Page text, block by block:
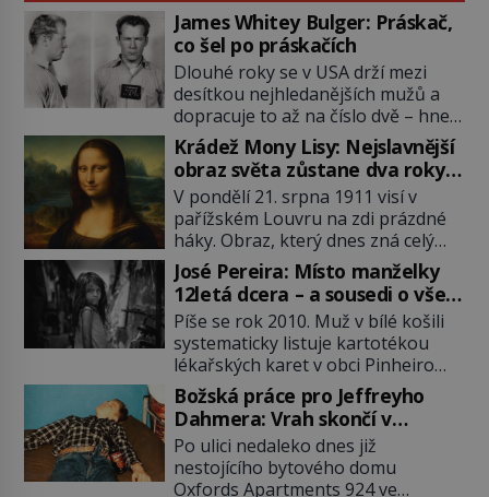
James Whitey Bulger: Práskač,
co šel po práskačích
Dlouhé roky se v USA drží mezi
desítkou nejhledanějších mužů a
dopracuje to až na číslo dvě – hned
po Usámovi bin Ládinovi (1957–
2011). To je James „Whitey“ Bulger
(1929–2018) viněný ze spoluúčasti
na 19 vraždách, vydírání a lichvy. A
samozřejmě, krom toho je ještě
drogový dealer, který neváhá
odstranit z cesty všechny práskače,
zatímco […]
Krádež Mony Lisy: Nejslavnější
obraz světa zůstane dva roky
nezvěstný
V pondělí 21. srpna 1911 visí v
pařížském Louvru na zdi prázdné
háky. Obraz, který dnes zná celý
svět, je pryč. Zpočátku si nikdo
nemyslí, že jde o krádež.
Zaměstnanci jsou přesvědčeni, že
Mona Lisa je jen v restaurátorské
dílně nebo u fotografa. Když se
ukáže pravda, propukne jeden z
největších honů na zloděje v […]
José Pereira: Místo manželky
12letá dcera – a sousedi o všem
vědí!
Píše se rok 2010. Muž v bílé košili
systematicky listuje kartotékou
lékařských karet v obci Pinheiro
ležící asi 20 kilometrů od farmy s
podivínským majitelem. Něco tu
nesedí. Ledaže… Ledaže by ta
mladá dívka z farmy byla ne
manželkou, ale dcerou – a všechny
Božská práce pro Jeffreyho
Dahmera: Vrah skončí v
tratolišti krve ve vězeňských
umývárnách
Po ulici nedaleko dnes již
nestojícího bytového domu
Oxfords Apartments 924 ve